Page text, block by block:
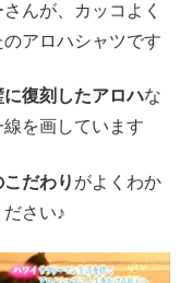
んが、カッコよく
アロハシャツです
復刻したアロハな
を画しています
だわり がよくわか
さい♪